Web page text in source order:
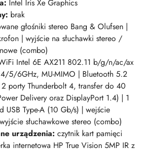
Intel Iris Xe Graphics
brak
głośniki stereo Bang & Olufsen |
| wyjście na słuchawki stereo /
(combo)
Intel 6E AX211 802.11 b/g/n/ac/ax
5/6GHz, MU-MIMO | Bluetooth 5.2
2 porty Thunderbolt 4, transfer do 40
Delivery oraz DisplayPort 1.4) | 1
USB Type-A (10 Gb/s) | wejście
słuchawkowe stereo (combo)
urządzenia: czytnik kart pamięci
internetowa HP True Vision 5MP IR z